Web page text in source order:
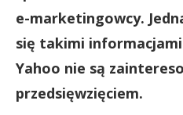
e-marketingowcy.
się takimi
Yahoo nie są
przedsięwzięciem.